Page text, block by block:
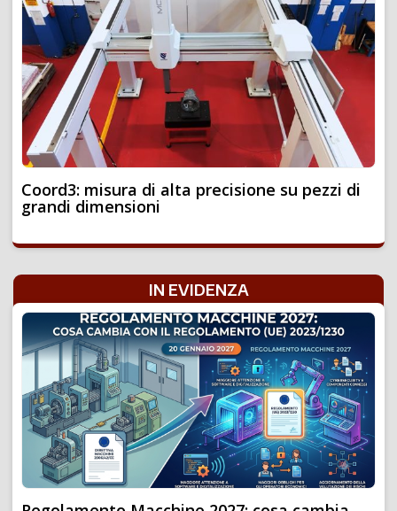
Coord3: misura di alta precisione su pezzi di
grandi dimensioni
IN EVIDENZA